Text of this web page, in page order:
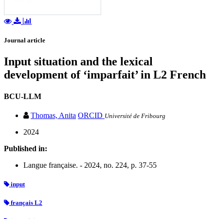
Journal article
Input situation and the lexical
development of ‘imparfait’ in L2 French
BCU-LLM
Thomas, Anita ORCID Université de Fribourg
2024
Published in:
Langue française. - 2024, no. 224, p. 37-55
input
français L2